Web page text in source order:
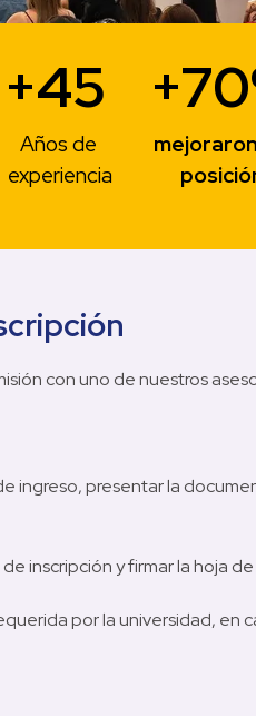
+45
Años de
experiencia
admisión con uno de
de
ingreso, presentar la
de inscripción y firmar la
por la universidad, en